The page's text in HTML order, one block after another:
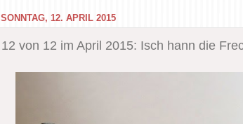
SONNTAG, 12. APRIL 2015
12 von 12 im April 2015: Isch hann die